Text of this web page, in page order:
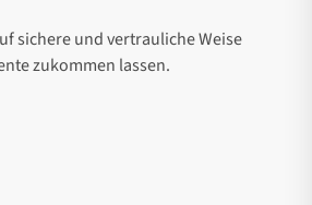
sichere und vertrauliche Weise
zukommen lassen.